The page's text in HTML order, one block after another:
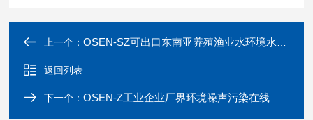
上一个：OSEN-SZ可出口东南亚养殖渔业水环境水质监测系统
返回列表
下一个：OSEN-Z工业企业厂界环境噪声污染在线监测管控系统